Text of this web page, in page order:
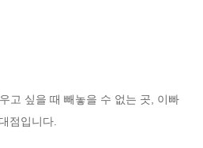
고 싶을 때 빼놓을 수 없는 곳, 이빠
점입니다.